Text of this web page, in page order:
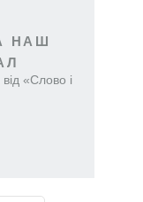
НАШ
«Слово і